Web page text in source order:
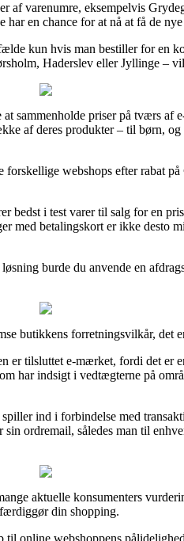
af varenumre, eksempelvis
en chance for at nå at få de
kun hvis man bestiller for en
Haderslev eller Jyllinge –
sammenholde priser på tværs af
af deres produkter – til børn,
webshops efter rabat
bedst i test varer til salg for en
med betalingskort er ikke desto
burde du anvende en
butikkens forretningsvilkår,
er tilsluttet e-mærket, fordi det er
har indsigt i vedtægterne på
ind i forbindelse med
sin ordremail, således man til
aktuelle konsumenters
din shopping.